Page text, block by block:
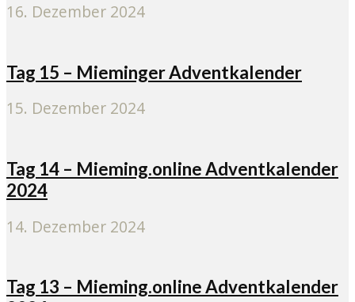
16. Dezember 2024
Tag 15 – Mieminger Adventkalender
15. Dezember 2024
Tag 14 – Mieming.online Adventkalender
2024
14. Dezember 2024
Tag 13 – Mieming.online Adventkalender